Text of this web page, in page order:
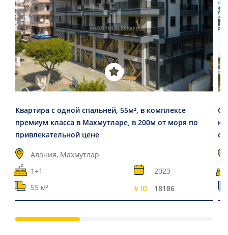
Квартира с одной спальней, 55м², в комплексе
премиум класса в Махмутларе, в 200м от моря по
привлекательной цене
Алания, Махмутлар
1+1
2023
55 м²
# ID 18186